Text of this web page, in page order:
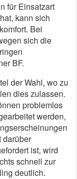
für Einsatzart
kann sich
Bei
sich die
BF.
der Wahl, wo zu
dies zulassen.
problemlos
werden,
darüber
ist, wird
schnell zur
deutlich.